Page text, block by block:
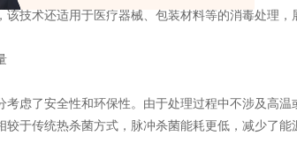
技术还适用于医疗器械、包装材料等的消毒处理，
了安全性和环保性。由于处理过程中不涉及高温
于传统热杀菌方式，脉冲杀菌能耗更低，减少了能